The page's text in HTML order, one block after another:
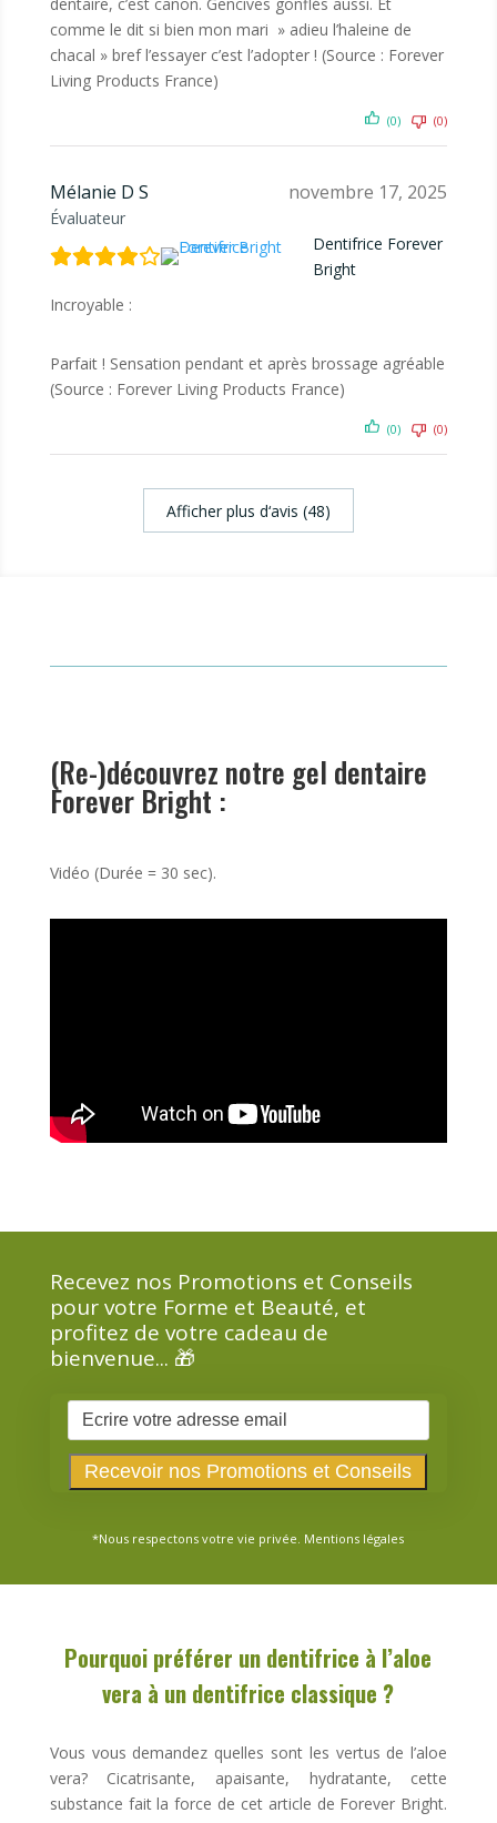
comme le dit si bien mon mari » adieu l’haleine de
chacal » bref l’essayer c’est l’adopter ! (Source : Forever
Living Products France)
(0) (0)
Mélanie D S
Évaluateur
novembre 17, 2025
Dentifrice Forever
Bright
Incroyable :
Parfait ! Sensation pendant et après brossage agréable
(Source : Forever Living Products France)
(0) (0)
Afficher plus d‘avis (48)
(Re-)découvrez notre gel dentaire
Forever Bright :
Vidéo (Durée = 30 sec).
Recevez nos Promotions et Conseils
pour votre Forme et Beauté, et
profitez de votre cadeau de
bienvenue... 🎁
*Nous respectons votre vie privée. Mentions légales
Pourquoi préférer un dentifrice à l’aloe
vera à un dentifrice classique ?
Vous vous demandez quelles sont les vertus de l’aloe
vera? Cicatrisante, apaisante, hydratante, cette
substance fait la force de cet article de Forever Bright.